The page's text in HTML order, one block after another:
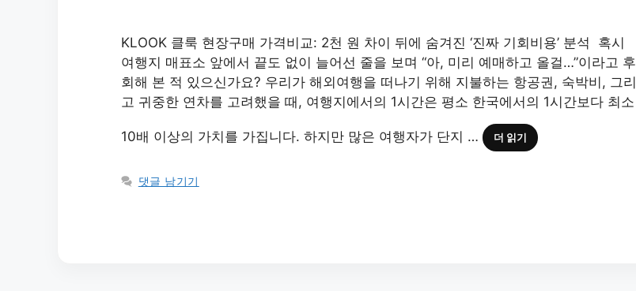
KLOOK 클룩 현장구매 가격비교: 2천 원 차이 뒤에 숨겨진 ‘진짜 기회비용’ 분석 혹시
여행지 매표소 앞에서 끝도 없이 늘어선 줄을 보며 “아, 미리 예매하고 올걸…”이라고 후
회해 본 적 있으신가요? 우리가 해외여행을 떠나기 위해 지불하는 항공권, 숙박비, 그리
고 귀중한 연차를 고려했을 때, 여행지에서의 1시간은 평소 한국에서의 1시간보다 최소
10배 이상의 가치를 가집니다. 하지만 많은 여행자가 단지 … 더 읽기
댓글 남기기